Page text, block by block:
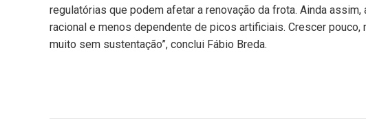
regulatórias que podem afetar a renovação da frota. Ainda
racional e menos dependente de picos artificiais. Crescer
muito sem sustentação”, conclui Fábio Breda.